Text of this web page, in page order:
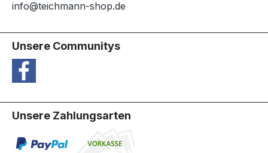
info@teichmann-shop.de
Unsere Communitys
Unsere Zahlungsarten